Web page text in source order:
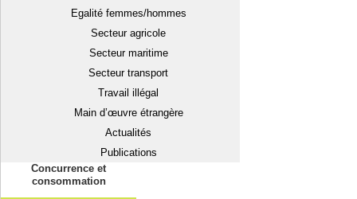
Egalité femmes/hommes
Secteur agricole
Secteur maritime
Secteur transport
Travail illégal
Main d’œuvre étrangère
Actualités
Publications
Concurrence et
consommation